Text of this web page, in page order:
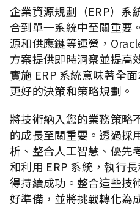
企業資源規劃（ERP）系
合到單一系統中至關重要
源和供應鏈等運營，
方案提供即時洞察並提高
實施 ERP 系統意味著全
更好的決策和策略規劃。
將技術納入您的業務策略
的成長至關重要。透過採
析、整合人工智慧、優先
和利用 ERP 系統，執行
得持續成功。整合這些技
好準備，並將挑戰轉化為